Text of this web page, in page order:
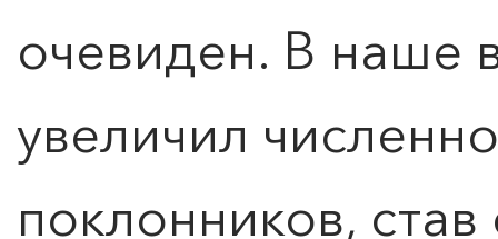
очевиден. В наше
увеличил
поклонников,